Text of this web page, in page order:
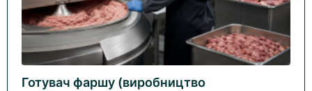
Готувач фаршу (виробництво